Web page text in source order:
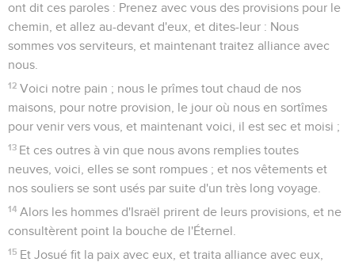
ont dit ces paroles : Prenez avec vous des provisions pour le
chemin, et allez au-devant d'eux, et dites-leur : Nous
sommes vos serviteurs, et maintenant traitez alliance avec
nous.
12 Voici notre pain ; nous le prîmes tout chaud de nos
maisons, pour notre provision, le jour où nous en sortîmes
pour venir vers vous, et maintenant voici, il est sec et moisi ;
13 Et ces outres à vin que nous avons remplies toutes
neuves, voici, elles se sont rompues ; et nos vêtements et
nos souliers se sont usés par suite d'un très long voyage.
14 Alors les hommes d'Israël prirent de leurs provisions, et ne
consultèrent point la bouche de l'Éternel.
15 Et Josué fit la paix avec eux, et traita alliance avec eux,